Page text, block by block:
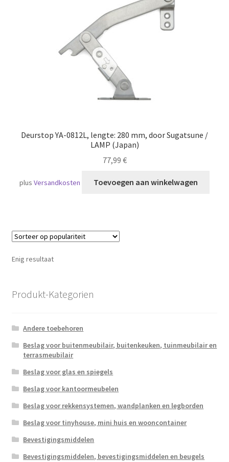
Deurstop YA-0812L, lengte: 280 mm, door Sugatsune /
LAMP (Japan)
77,99 €
plusVersandkosten Toevoegen aan winkelwagen
Enig resultaat
Produkt-Kategorien
Andere toebehoren
Beslag voor buitenmeubilair, buitenkeuken, tuinmeubilair en
terrasmeubilair
Beslag voor glas en spiegels
Beslag voor kantoormeubelen
Beslag voor rekkensystemen, wandplanken en legborden
Beslag voor tinyhouse, mini huis en wooncontainer
Bevestigingsmiddelen
Bevestigingsmiddelen, bevestigingsmiddelen en beugels